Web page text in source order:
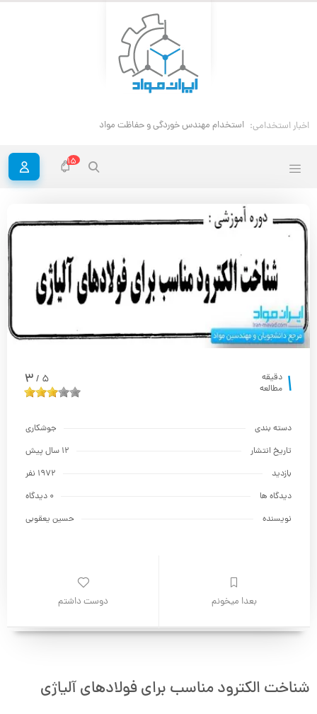
اخبار استخدامی: استخدام مهندس خوردگی و حفاظت مواد
15
1 دقیقه
مطالعه
5
/
3
دسته بندی
جوشکاری
تاریخ انتشار
12 سال پیش
بازدید
1972 نفر
دیدگاه ها
0 دیدگاه
نویسنده
حسين يعقوبي
بعدا میخونم دوست داشتم
شناخت الکترود مناسب برای فولادهای آلیاژی